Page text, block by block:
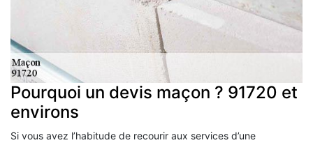
Pourquoi un devis maçon ? 91720 et
environs
Si vous avez l’habitude de recourir aux services d’une